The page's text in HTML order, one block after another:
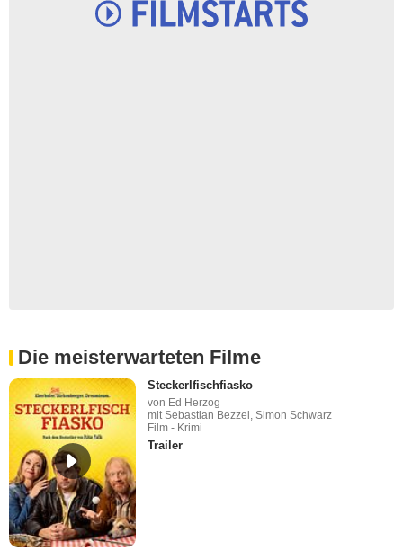
Die meisterwarteten Filme
Steckerlfischfiasko
von Ed Herzog
mit Sebastian Bezzel, Simon Schwarz
Film - Krimi
Trailer